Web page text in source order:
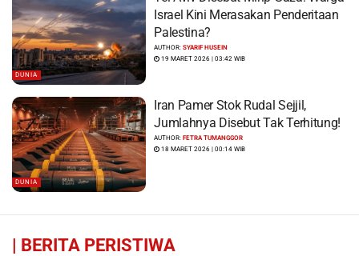
DUNIA
Israel Kini Merasakan Penderitaan
Palestina?
AUTHOR:SYARIF HUSEIN
19 MARET 2026 | 03:42 WIB
DUNIA
Iran Pamer Stok Rudal Sejjil,
Jumlahnya Disebut Tak Terhitung!
AUTHOR:FETRA TUMANGGOR
18 MARET 2026 | 00:14 WIB
| BERITA PERISTIWA